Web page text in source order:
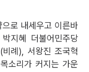
로 내세우고 이른바
지혜 더불어민주당
례), 서왕진 조국혁
소리가 커지는 가운